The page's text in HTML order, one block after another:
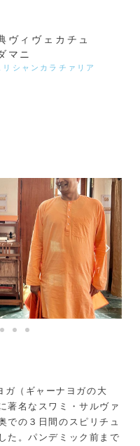
ヴィヴェカチュ
マニ
リシャンカラチァリア
ガ（ギャーナヨガの大
著名なスワミ・サルヴァ
での３日間のスピリチュ
た。パンデミック前まで